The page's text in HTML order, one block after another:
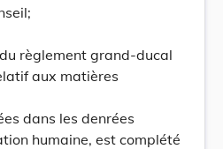
règlement grand-ducal
aux matières
dans les denrées
humaine, est complété